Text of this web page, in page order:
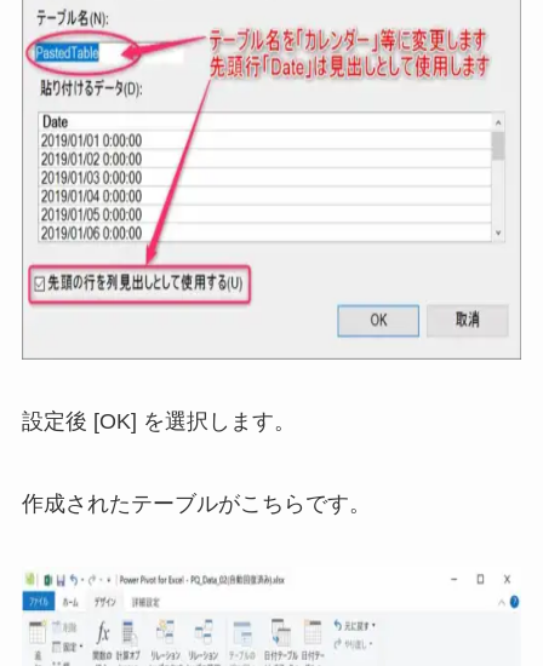
設定後 [OK] を選択します。
作成されたテーブルがこちらです。